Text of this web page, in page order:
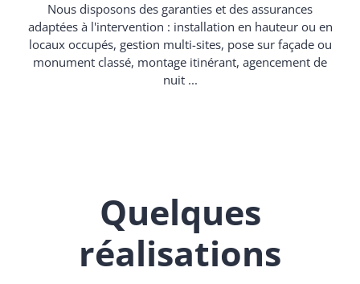
Nous disposons des garanties et des assurances
adaptées à l'intervention : installation en hauteur ou en
locaux occupés, gestion multi-sites, pose sur façade ou
monument classé, montage itinérant, agencement de
nuit ...
Quelques
réalisations